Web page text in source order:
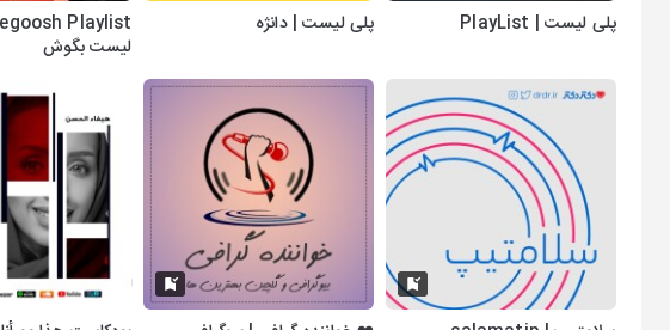
پلی لیست | PlayList پلی لیست | دانژه
لیست بگوش